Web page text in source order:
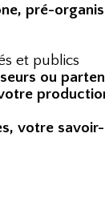
pré-
et publics
ou
votre